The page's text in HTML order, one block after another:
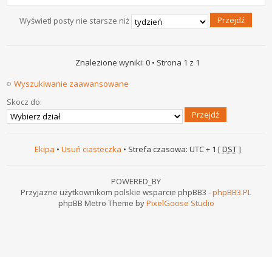
Wyświetl posty nie starsze niż
Znalezione wyniki: 0 • Strona 1 z 1
Wyszukiwanie zaawansowane
Skocz do:
Ekipa • Usuń ciasteczka • Strefa czasowa: UTC + 1 [DST]
POWERED_BY
Przyjazne użytkownikom polskie wsparcie phpBB3 -phpBB3.PL
phpBB Metro Theme byPixelGoose Studio